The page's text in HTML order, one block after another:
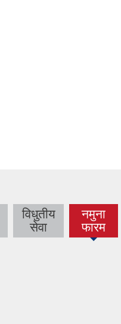
विधुतीय
सेवा
नमुना
फारम
(active
tab)